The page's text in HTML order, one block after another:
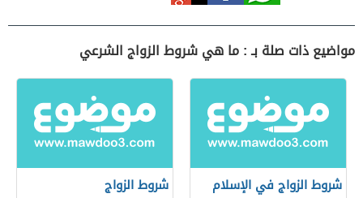
مواضيع ذات صلة بـ : ما هي شروط الزواج الشرعي
شروط الزواج في الإسلام شروط الزواج